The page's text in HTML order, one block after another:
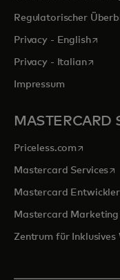
Regulatorischer
Privacy - Englishwird
Privacy - Italianwird in
Impressum
MASTERCARD
Priceless.com wird in
Mastercard Services
Mastercard Entwickler
Mastercard
Zentrum für Inklusives